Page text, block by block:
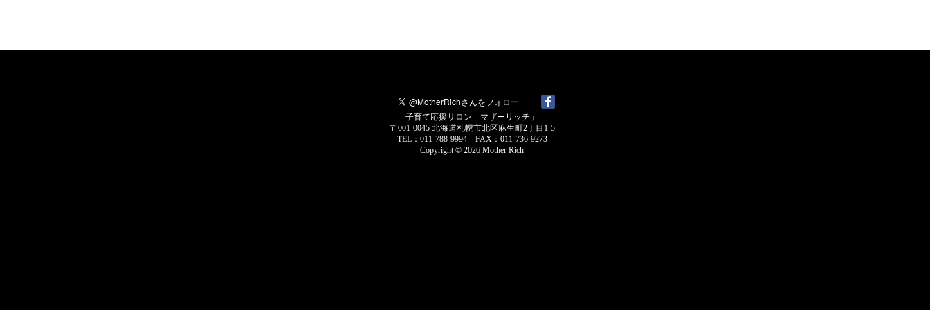
子育て応援サロン「マザーリッチ」
〒001-0045 北海道札幌市北区麻生町2丁目1-5
TEL：011-788-9994 FAX：011-736-9273
Copyright © 2026 Mother Rich